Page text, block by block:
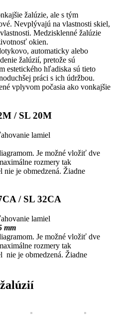
žalúzie, ale s tým
Nevplývajú na vlastnosti skiel,
Medzisklenné žalúzie
okien.
automaticky alebo
žalúzií, pretože sú
estetického hľadiska sú tieto
práci s ich údržbou.
vplyvom počasia ako vonkajšie
/ SL 20M
lamiel
Je možné vložiť dve
rozmery tak
je obmedzená. Žiadne
/ SL 32CA
lamiel
mm
Je možné vložiť dve
rozmery tak
nie je obmedzená. Žiadne